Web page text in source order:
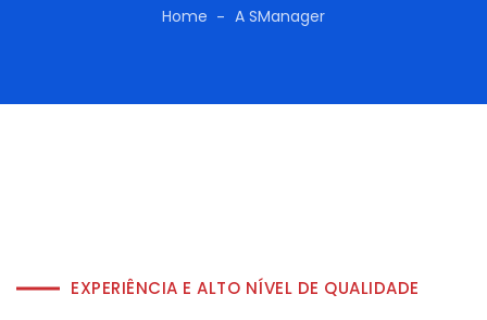
Home A SManager
EXPERIÊNCIA E ALTO NÍVEL DE QUALIDADE